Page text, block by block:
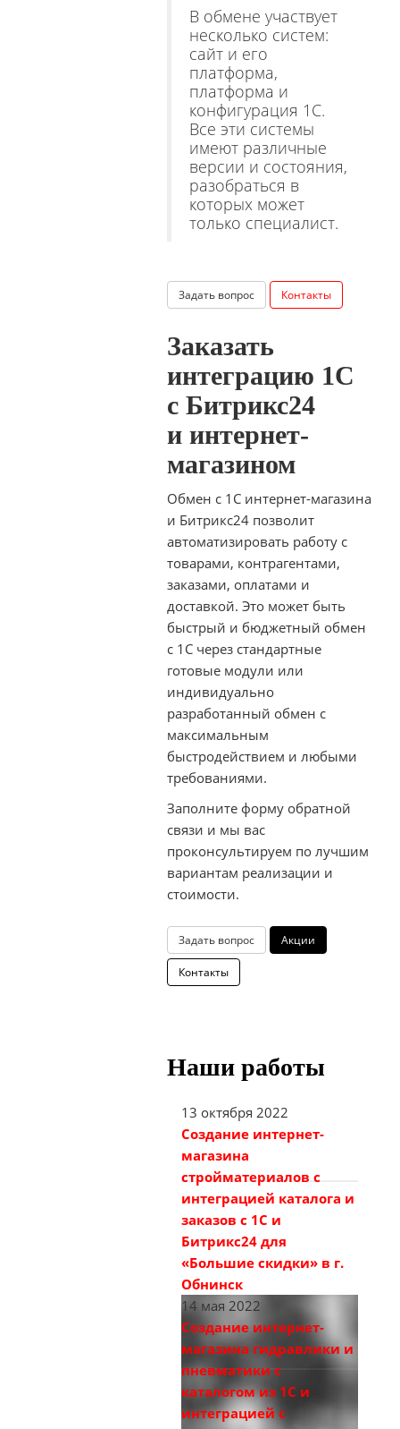
В обмене участвует
несколько систем:
сайт и его
платформа,
платформа и
конфигурация 1С.
Все эти сиcтемы
имеют различные
версии и состояния,
разобраться в
которых может
только специалист.
Задать вопрос Контакты
Заказать
интеграцию 1С
с Битрикс24
и интернет-
магазином
Обмен с 1С интернет-магазина
и Битрикс24 позволит
автоматизировать работу с
товарами, контрагентами,
заказами, оплатами и
доставкой. Это может быть
быстрый и бюджетный обмен
с 1С через стандартные
готовые модули или
индивидуально
разработанный обмен с
максимальным
быстродействием и любыми
требованиями.
Заполните форму обратной
связи и мы вас
проконсультируем по лучшим
вариантам реализации и
стоимости.
Задать вопрос Акции
Контакты
Наши работы
13 октября 2022
Создание интернет-
магазина
стройматериалов с
интеграцией каталога и
заказов с 1С и
Битрикс24 для
«Большие скидки» в г.
Обнинск
14 мая 2022
Создание интернет-
магазина гидравлики и
пневматики с
каталогом из 1С и
интеграцией с